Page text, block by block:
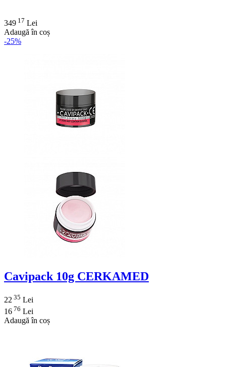
349 17 Lei
Adaugă în coș
-25%
Cavipack 10g CERKAMED
22 35 Lei
16 76 Lei
Adaugă în coș